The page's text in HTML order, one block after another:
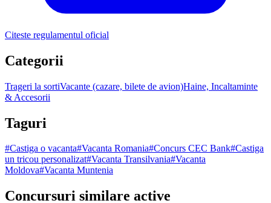
Citeste regulamentul oficial
Categorii
Trageri la sortiVacante (cazare, bilete de avion)Haine, Incaltaminte
& Accesorii
Taguri
#Castiga o vacanta#Vacanta Romania#Concurs CEC Bank#Castiga
un tricou personalizat#Vacanta Transilvania#Vacanta
Moldova#Vacanta Muntenia
Concursuri similare active